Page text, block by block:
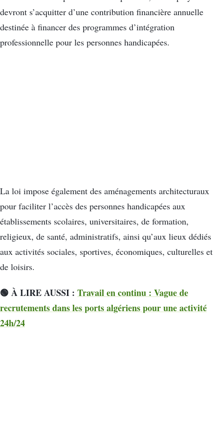
devront s’acquitter d’une contribution financière annuelle
destinée à financer des programmes d’intégration
professionnelle pour les personnes handicapées.
La loi impose également des aménagements architecturaux
pour faciliter l’accès des personnes handicapées aux
établissements scolaires, universitaires, de formation,
religieux, de santé, administratifs, ainsi qu’aux lieux dédiés
aux activités sociales, sportives, économiques, culturelles et
de loisirs.
🟢 À LIRE AUSSI : Travail en continu : Vague de
recrutements dans les ports algériens pour une activité
24h/24